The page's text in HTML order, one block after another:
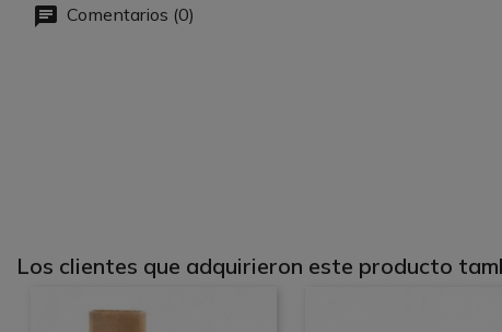
Comentarios (0)
Los clientes que adquirieron este producto